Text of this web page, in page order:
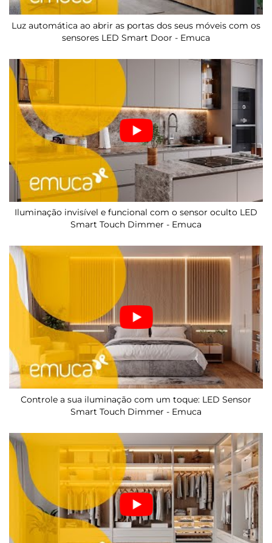
Luz automática ao abrir as portas dos seus móveis com os
sensores LED Smart Door - Emuca
Iluminação invisível e funcional com o sensor oculto LED
Smart Touch Dimmer - Emuca
Controle a sua iluminação com um toque: LED Sensor
Smart Touch Dimmer - Emuca